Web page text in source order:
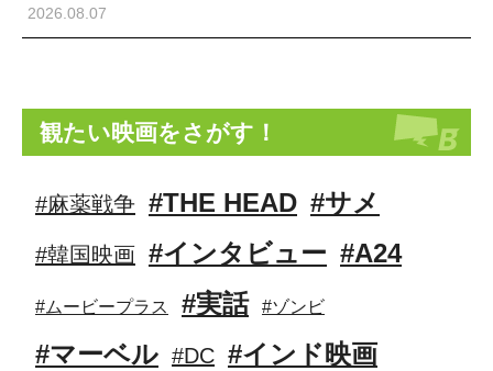
2026.08.07
観たい映画をさがす！
#麻薬戦争 #THE HEAD #サメ
#韓国映画 #インタビュー #A24
#ムービープラス #実話 #ゾンビ
#マーベル #DC #インド映画